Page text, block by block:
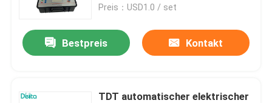
Preis：USD1.0 / set
Bestpreis Kontakt
TDT automatischer elektrischer